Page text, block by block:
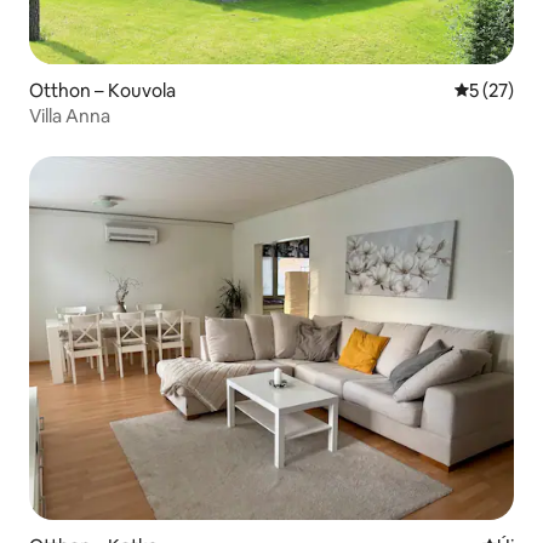
Otthon – Kouvola Átlagos
5 (27)
Villa Anna